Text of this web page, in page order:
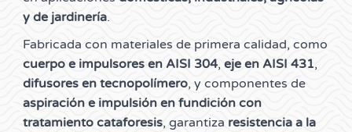
y de jardinería.
Fabricada con materiales de primera calidad, como
cuerpo e impulsores en AISI 304, eje en AISI 431,
difusores en tecnopolímero, y componentes de
aspiración e impulsión en fundición con
tratamiento cataforesis, garantiza resistencia a la